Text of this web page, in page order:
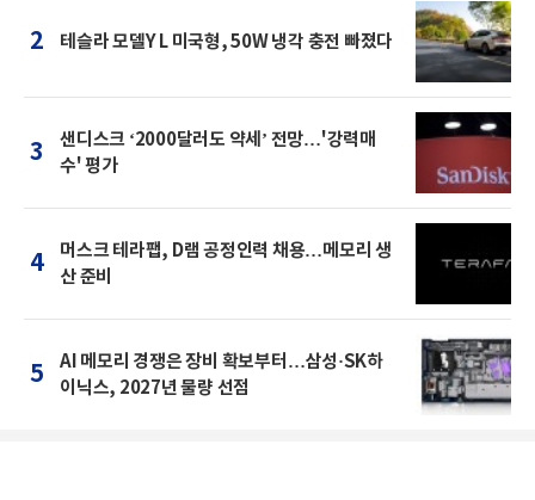
2 테슬라 모델Y L 미국형, 50W 냉각 충전 빠졌다
3
샌디스크 ‘2000달러도 약세’ 전망…'강력매
수' 평가
4
머스크 테라팹, D램 공정인력 채용…메모리 생
산 준비
5
AI 메모리 경쟁은 장비 확보부터…삼성·SK하
이닉스, 2027년 물량 선점